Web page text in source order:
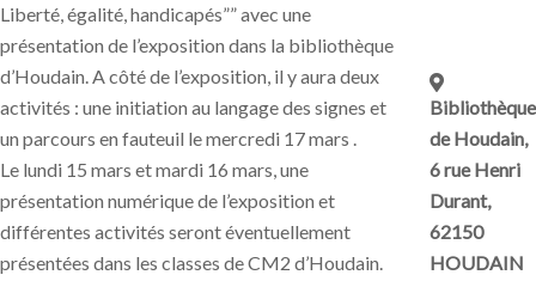
Liberté, égalité, handicapés”” avec une
présentation de l’exposition dans la bibliothèque
d’Houdain. A côté de l’exposition, il y aura deux
activités : une initiation au langage des signes et
un parcours en fauteuil le mercredi 17 mars .
Le lundi 15 mars et mardi 16 mars, une
présentation numérique de l’exposition et
différentes activités seront éventuellement
présentées dans les classes de CM2 d’Houdain.
Bibliothèque
de Houdain,
6 rue Henri
Durant,
62150
HOUDAIN